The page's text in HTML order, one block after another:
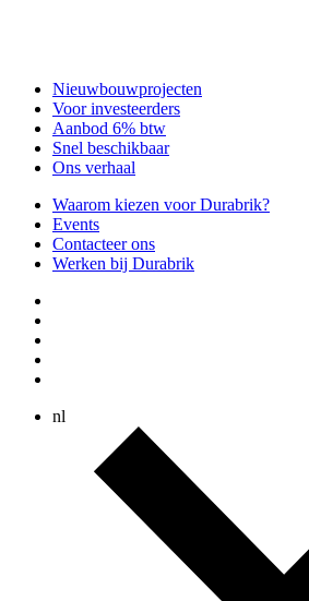
Nieuwbouwprojecten
Voor investeerders
Aanbod 6% btw
Snel beschikbaar
Ons verhaal
Waarom kiezen voor Durabrik?
Events
Contacteer ons
Werken bij Durabrik
nl